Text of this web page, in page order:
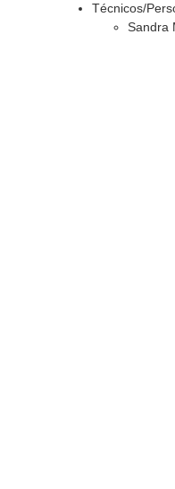
Técnicos/
Sandra